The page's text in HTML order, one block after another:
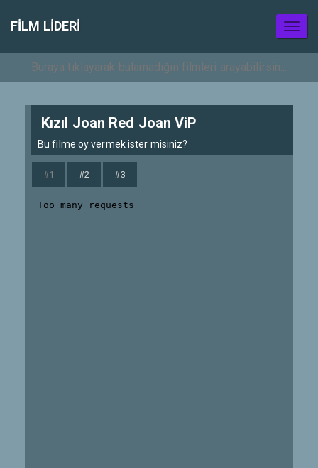
FILM LIDERI
Kızıl Joan Red Joan ViP
Bu filme oy vermek ister misiniz?
#1 #2 #3